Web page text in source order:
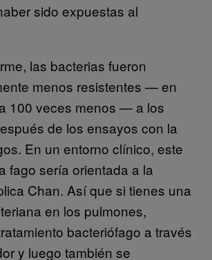
sido expuestas al
las bacterias fueron
menos resistentes — en
100 veces menos — a los
de los ensayos con la
En un entorno clínico, este
fago sería orientada a la
Chan. Así que si tienes una
en los pulmones,
bacteriófago a través
y luego también se